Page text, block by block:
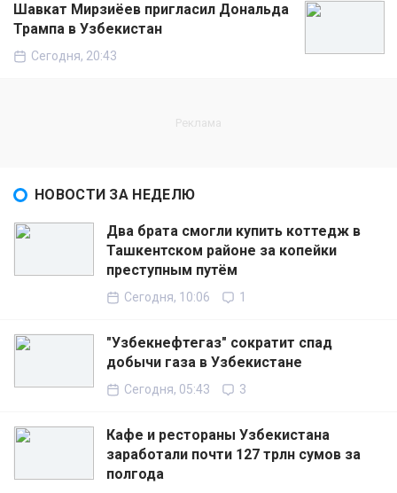
Шавкат Мирзиёев пригласил Дональда
Трампа в Узбекистан
Сегодня, 20:43
НОВОСТИ ЗА НЕДЕЛЮ
Два брата смогли купить коттедж в
Ташкентском районе за копейки
преступным путём
Сегодня, 10:06 1
"Узбекнефтегаз" сократит спад
добычи газа в Узбекистане
Сегодня, 05:43 3
Кафе и рестораны Узбекистана
заработали почти 127 трлн сумов за
полгода